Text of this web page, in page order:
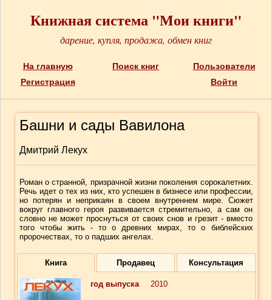
Книжная система "Мои книги"
дарение, купля, продажа, обмен книг
На главную Поиск книг
Пользователи
Регистрация
Войти
Башни и сады Вавилона
Дмитрий Лекух
Роман о странной, призрачной жизни поколения сорокалетних.
Речь идет о тех из них, кто успешен в бизнесе или профессии,
но потерян и неприкаян в своем внутреннем мире. Сюжет
вокруг главного героя развивается стремительно, а сам он
словно не может проснуться от своих снов и грезит - вместо
того чтобы жить - то о древних мирах, то о библейских
пророчествах, то о падших ангелах.
Книга Продавец Консультация
год выпуска 2010